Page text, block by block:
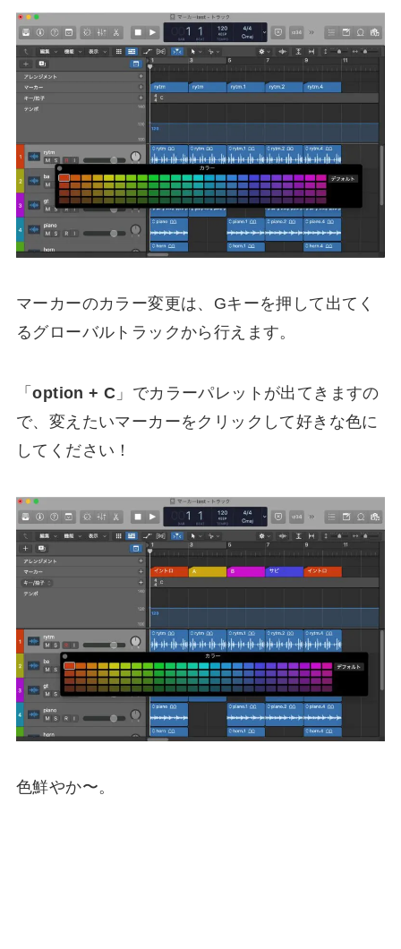
マーカーのカラー変更は、Gキーを押して出てく
るグローバルトラックから行えます。
「option + C 」でカラーパレットが出てきますの
で、変えたいマーカーをクリックして好きな色に
してください！
色鮮やか〜。